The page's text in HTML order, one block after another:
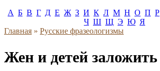
А Б В Г Д Е Ж З И К Л М Н О П Р
Ч Ш Щ Э Ю Я
Главная » Русские фразеологизмы
Жен и детей заложить